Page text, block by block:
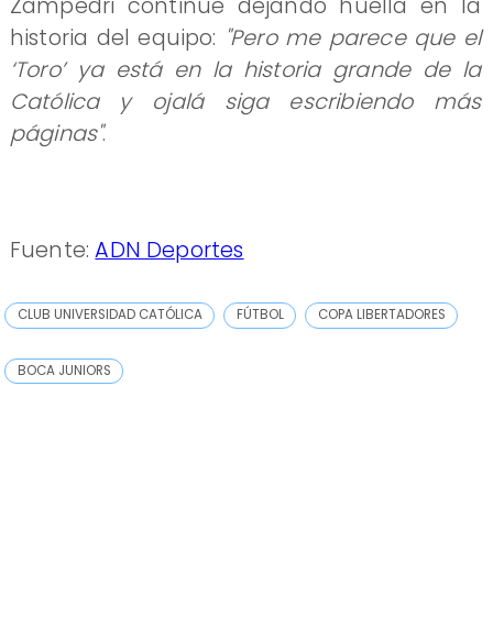
Zampedri continúe dejando huella en la
historia del equipo: "Pero me parece que el
‘Toro’ ya está en la historia grande de la
Católica y ojalá siga escribiendo más
páginas".
Fuente:ADN Deportes
CLUB UNIVERSIDAD CATÓLICA FÚTBOL COPA LIBERTADORES
BOCA JUNIORS